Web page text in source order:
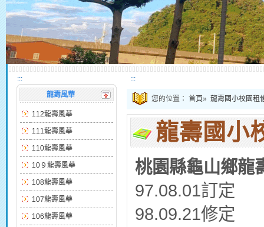
:::
龍壽風華
112龍壽風華
111龍壽風華
110龍壽風華
10９龍壽風華
108龍壽風華
107龍壽風華
106龍壽風華
:::
您的位置： 首頁» 龍壽國小校園租
龍壽國小
桃園縣龜山鄉龍
97.08.01訂定
98.09.21修定